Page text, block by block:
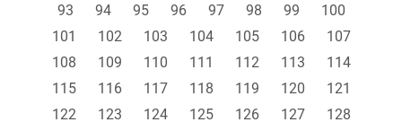
93
94 95 96 97 98 99
100
101
102 103 104 105 106
107
108
109 110 111 112 113
114
115
116 117 118 119 120
121
122
123 124 125 126 127
128